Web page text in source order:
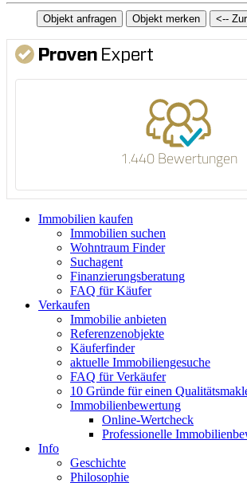
1.440 Bewertungen
Immobilien kaufen
Immobilien suchen
Wohntraum Finder
Suchagent
Finanzierungsberatung
FAQ für Käufer
Verkaufen
Immobilie anbieten
Referenzenobjekte
Käuferfinder
aktuelle Immobiliengesuche
FAQ für Verkäufer
10 Gründe für einen
Immobilienbewertung
Online-Wertcheck
Professionelle
Info
Geschichte
Philosophie